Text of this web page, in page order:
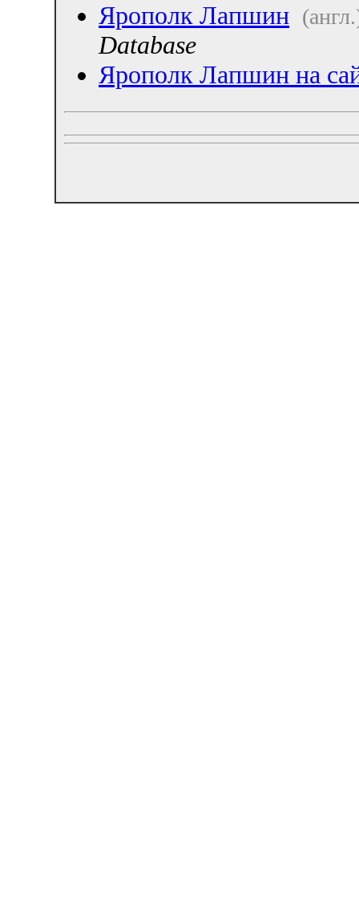
Ярополк Лапшин
Database
Ярополк Лапшин на